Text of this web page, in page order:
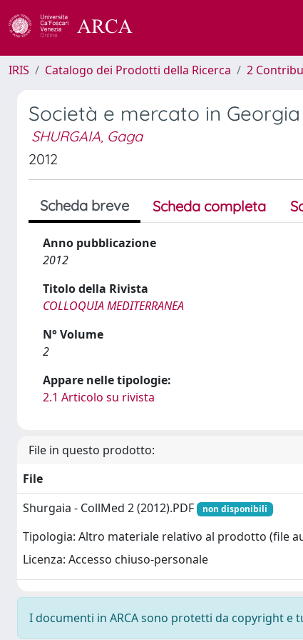
IRIS Catalogo dei Prodotti della Ricerca 2
Società e mercato in
SHURGAIA, Gaga
2012
Scheda breve Scheda completa
Anno pubblicazione
2012
Titolo della Rivista
COLLOQUIA MEDITERRANEA
N° Volume
2
Appare nelle tipologie:
2.1 Articolo su rivista
File in questo prodotto:
File
Shurgaia - CollMed 2 (2012).PDF
non disponibili
Tipologia: Altro materiale relativo al prodotto (file
Licenza: Accesso chiuso-personale
I documenti in ARCA sono protetti da copyright